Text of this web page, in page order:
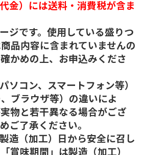
金）には送料・消費税が含ま
ジです。使用している盛りつ
品内容に含まれていませんの
かめの上、お申込みくださ
ソコン、スマートフォン等）
ブラウザ等）の違いによ
物と若干異なる場合がござ
ご了承ください。
造（加工）日から安全に召し
賞味期間」は製造（加工）